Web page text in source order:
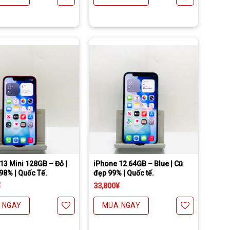
Yêu thích Yêu thích
Mini 128GB – Đỏ |
| Quốc Tế.
iPhone 12 64GB – Blue | Cũ
đẹp 99% | Quốc tế.
33,800¥
MUA NGAY